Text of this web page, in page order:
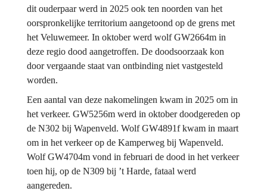
dit ouderpaar werd in 2025 ook ten noorden van het
oorspronkelijke territorium aangetoond op de grens met
het Veluwemeer. In oktober werd wolf GW2664m in
deze regio dood aangetroffen. De doodsoorzaak kon
door vergaande staat van ontbinding niet vastgesteld
worden.
Een aantal van deze nakomelingen kwam in 2025 om in
het verkeer. GW5256m werd in oktober doodgereden op
de N302 bij Wapenveld. Wolf GW4891f kwam in maart
om in het verkeer op de Kamperweg bij Wapenveld.
Wolf GW4704m vond in februari de dood in het verkeer
toen hij, op de N309 bij ’t Harde, fataal werd
aangereden.